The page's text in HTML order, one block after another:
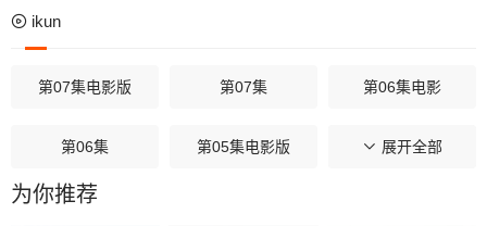
ikun
第07集电影版 第07集 第06集电影
第06集 第05集电影版 第05集
第04集电影版
展开全部
为你推荐